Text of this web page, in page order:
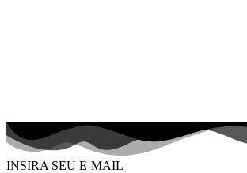
INSIRA SEU E-MAIL